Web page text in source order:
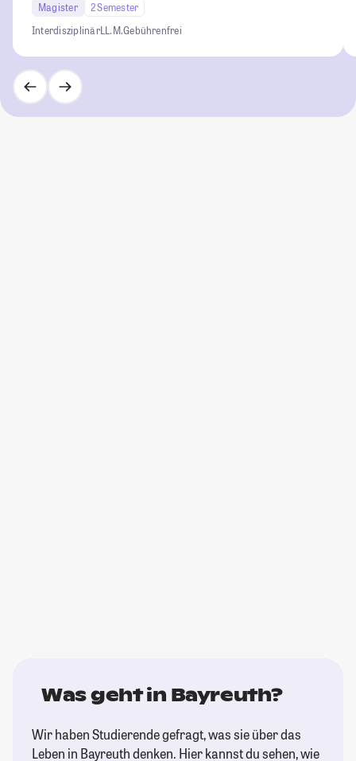
Magister
2 Semester
InterdisziplinärLL.M.Gebührenfrei
Was geht in Bayreuth?
Wir haben Studierende gefragt, was sie über das
Leben in Bayreuth denken. Hier kannst du sehen, wie